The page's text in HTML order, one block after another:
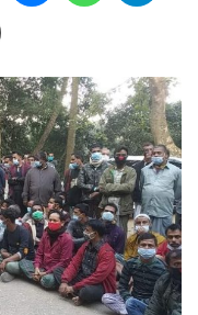
প্রিন্ট